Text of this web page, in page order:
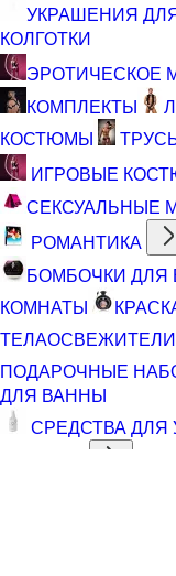
УКРАШЕНИЯ
КОЛГОТКИ
ЭРОТИЧЕСКОЕ
КОМПЛЕКТЫ
КОСТЮМЫ
ИГРОВЫЕ
СЕКСУАЛЬНЫЕ
РОМАНТИКА
БОМБОЧКИ ДЛЯ
КОМНАТЫ
ТЕЛАОСВЕЖИТЕЛИ
ПОДАРОЧНЫЕ
ДЛЯ ВАННЫ
СРЕДСТВА ДЛЯ